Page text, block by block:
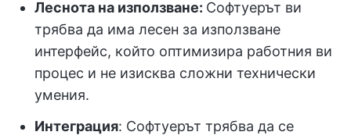
Леснота на използване: Софтуерът ви
трябва да има лесен за използване
интерфейс, който оптимизира работния ви
процес и не изисква сложни технически
умения.
Интеграция: Софтуерът трябва да се